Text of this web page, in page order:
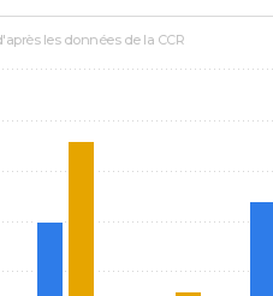
les données de la CCR